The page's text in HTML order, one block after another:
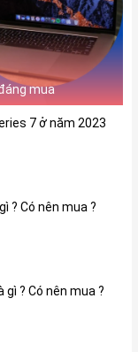
mua
7 ở năm 2023
? Có nên mua ?
gì ? Có nên mua ?